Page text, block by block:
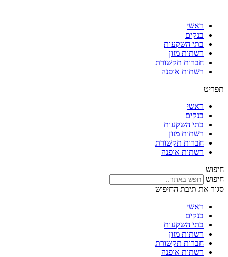
ראשי
בנקים
בתי השקעות
רשתות מזון
חברות תקשורת
רשתות אופנה
תפריט
ראשי
בנקים
בתי השקעות
רשתות מזון
חברות תקשורת
רשתות אופנה
חיפוש
חיפוש
סגור את תיבת החיפוש
ראשי
בנקים
בתי השקעות
רשתות מזון
חברות תקשורת
רשתות אופנה